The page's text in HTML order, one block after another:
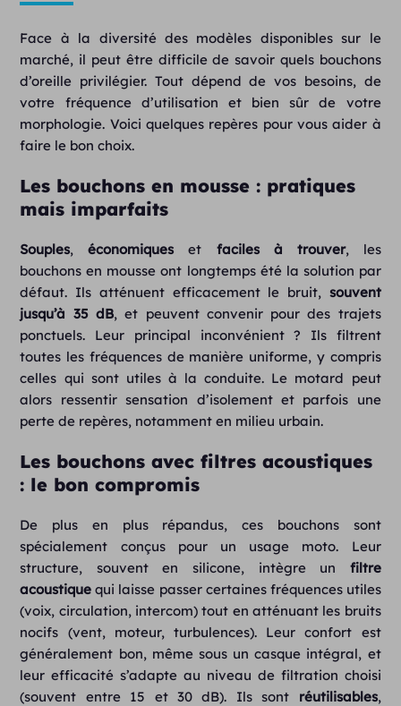
Face à la diversité des modèles disponibles sur le
marché, il peut être difficile de savoir quels bouchons
d’oreille privilégier. Tout dépend de vos besoins, de
votre fréquence d’utilisation et bien sûr de votre
morphologie. Voici quelques repères pour vous aider à
faire le bon choix.
Les bouchons en mousse : pratiques
mais imparfaits
Souples,économiques et faciles à trouver, les
bouchons en mousse ont longtemps été la solution par
défaut. Ils atténuent efficacement le bruit, souvent
jusqu’à 35 dB, et peuvent convenir pour des trajets
ponctuels. Leur principal inconvénient ? Ils filtrent
toutes les fréquences de manière uniforme, y compris
celles qui sont utiles à la conduite. Le motard peut
alors ressentir sensation d’isolement et parfois une
perte de repères, notamment en milieu urbain.
Les bouchons avec filtres acoustiques
: le bon compromis
De plus en plus répandus, ces bouchons sont
spécialement conçus pour un usage moto. Leur
structure, souvent en silicone, intègre un filtre
acoustique qui laisse passer certaines fréquences utiles
(voix, circulation, intercom) tout en atténuant les bruits
nocifs (vent, moteur, turbulences). Leur confort est
généralement bon, même sous un casque intégral, et
leur efficacité s’adapte au niveau de filtration choisi
(souvent entre 15 et 30 dB). Ils sont réutilisables,